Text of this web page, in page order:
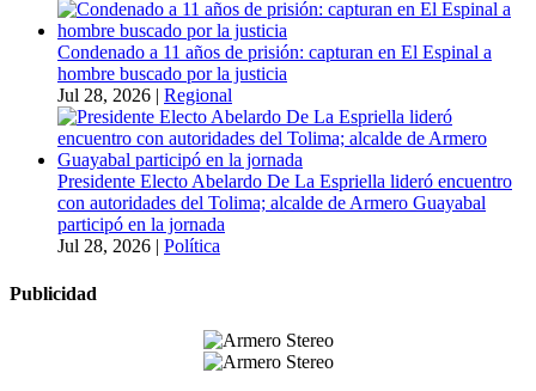
Condenado a 11 años de prisión: capturan en El Espinal a
hombre buscado por la justicia
Jul 28, 2026 | Regional
Presidente Electo Abelardo De La Espriella lideró encuentro
con autoridades del Tolima; alcalde de Armero Guayabal
participó en la jornada
Jul 28, 2026 | Política
Publicidad